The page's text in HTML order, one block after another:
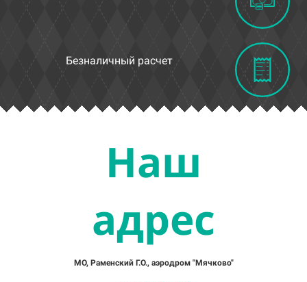
Безналичный расчет
Наш
адрес
МО, Раменский Г.О., аэродром "Мячково"